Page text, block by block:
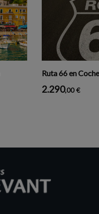
Ruta 66 en
2.290,00 €